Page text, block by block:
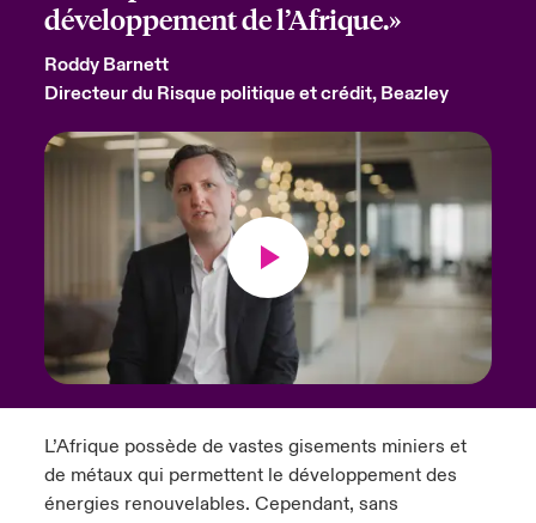
développement de l’Afrique.»
Roddy Barnett
Directeur du Risque politique et crédit, Beazley
L’Afrique possède de vastes gisements miniers et
de métaux qui permettent le développement des
énergies renouvelables. Cependant, sans